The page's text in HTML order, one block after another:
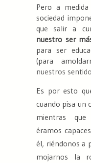
Pero a
sociedad
que salir a
nuestro ser
para ser
(para
nuestros
Es por esto
cuando pisa un
mientras
éramos
él, riéndonos a
mojarnos la